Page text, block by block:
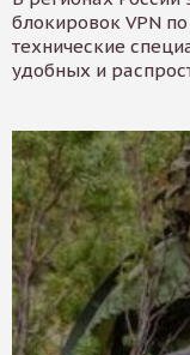
блокировок VPN
технические
удобных и